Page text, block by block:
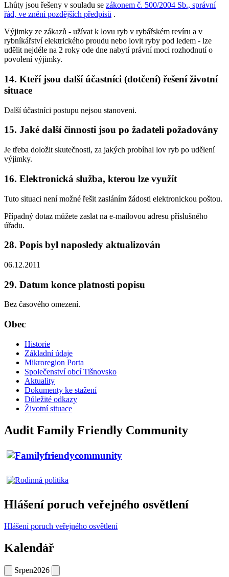
Lhůty jsou řešeny v souladu se zákonem č. 500/2004 Sb., správní
řád, ve znění pozdějších předpisů .
Výjimky ze zákazů - užívat k lovu ryb v rybářském revíru a v
rybníkářství elektrického proudu nebo lovit ryby pod ledem - lze
udělit nejdéle na 2 roky ode dne nabytí právní moci rozhodnutí o
povolení výjimky.
14. Kteří jsou další účastníci (dotčení) řešení životní
situace
Další účastníci postupu nejsou stanoveni.
15. Jaké další činnosti jsou po žadateli požadovány
Je třeba doložit skutečnosti, za jakých probíhal lov ryb po udělení
výjimky.
16. Elektronická služba, kterou lze využít
Tuto situaci není možné řešit zasláním žádosti elektronickou poštou.
Případný dotaz můžete zaslat na e-mailovou adresu příslušného
úřadu.
28. Popis byl naposledy aktualizován
06.12.2011
29. Datum konce platnosti popisu
Bez časového omezení.
Obec
Historie
Základní údaje
Mikroregion Porta
Společenství obcí Tišnovsko
Aktuality
Dokumenty ke stažení
Důležité odkazy
Životní situace
Audit Family Friendly Community
Hlášení poruch veřejného osvětlení
Hlášení poruch veřejného osvětlení
Kalendář
Srpen2026